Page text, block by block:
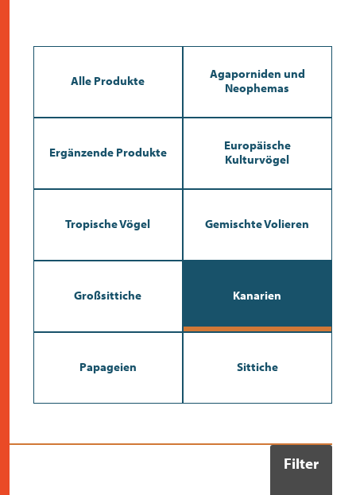
neuigkeiten
kontakt
Alle Produkte
Agaporniden und
Neophemas
Ergänzende Produkte
Europäische
Kulturvögel
Tropische Vögel Gemischte Volieren
Großsittiche Kanarien
Papageien Sittiche
Filter